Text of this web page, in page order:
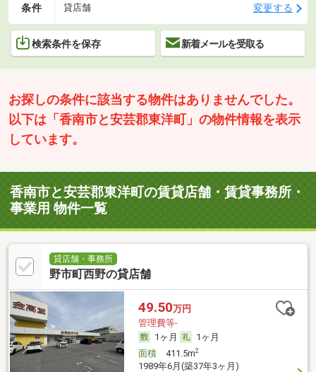
条件 貸店舗 変更する
検索条件を保存 新着メールを受取る
お探しの条件に該当する物件はありませんでした。
以下は「香南市と安芸郡東洋町」の物件情報を表示
しています。
香南市と安芸郡東洋町の賃貸店舗・賃貸事務所・
事業用 物件一覧
貸店舗・事務所
野市町西野の貸店舗
49.50万円
管理費等-
1ヶ月
1ヶ月
面積411.5m2
1989年6月(築37年3ヶ月)